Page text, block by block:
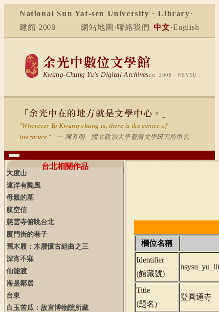
National Sun Yat-sen University · Library ·
建館 2008
網站地圖 ·聯絡我們 中文·English
余光中數位文學館
Kwang-Chung Yu's Digital Archivesest. 2008 · NSYSU
「余光中在的地方就是文學中心。」
"Wherever Yu Kwang-chung is, there is the centre of
literature."
— 陳芳明 國立政治大學臺灣文學研究所所長
台北相關作品
大度山
遠洋有颱風
母親的墓
航空信
慈雲寺俯眺台北
廈門街的巷子
舊木屐：木屐懷古組曲之三
深宵不寐
仙能渡
海是鄰居
台東
白玉苦瓜：故宮博物院所藏
欄位名稱
Identifier
(館藏號)
Title
(題名)
登圓通寺